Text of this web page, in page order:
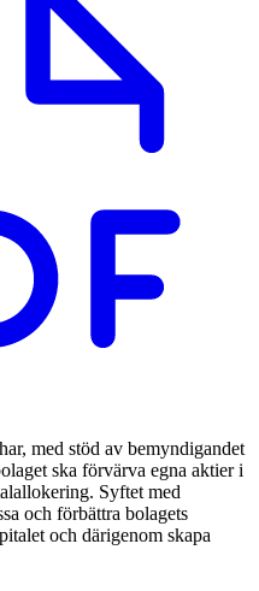
med stöd av bemyndigandet
ska förvärva egna aktier i
Syftet med
och förbättra bolagets
och därigenom skapa